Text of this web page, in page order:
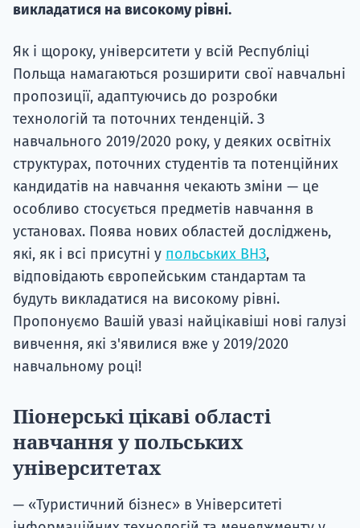
викладатися на високому рівні.
Як і щороку, університети у всій Республіці
Польща намагаються розширити свої навчальні
пропозиції, адаптуючись до розробки
технологій та поточних тенденцій. З
навчального 2019/2020 року, у деяких освітніх
структурах, поточних студентів та потенційних
кандидатів на навчання чекають зміни — це
особливо стосується предметів навчання в
установах. Поява нових областей досліджень,
які, як і всі присутні у польських ВНЗ,
відповідають європейським стандартам та
будуть викладатися на високому рівні.
Пропонуємо Вашій увазі найцікавіші нові галузі
вивчення, які з'явилися вже у 2019/2020
навчальному році!
Піонерські цікаві області
навчання у польських
університетах
— «Туристичний бізнес» в Університеті